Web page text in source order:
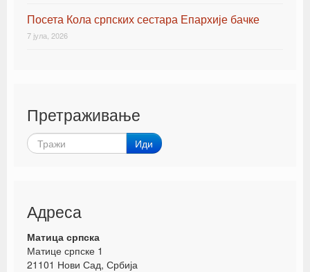
Посета Кола српских сестара Епархије бачке
7 јула, 2026
Претраживање
Иди
Адреса
Матица српска
Матице српске 1
21101 Нови Сад, Србија